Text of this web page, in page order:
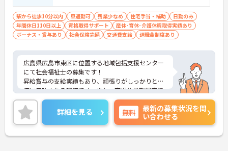
駅から徒歩10分以内 車通勤可 残業少なめ 住宅手当・補助
日勤のみ
年間休日110日以上
資格取得サポート
産休･育休･介護休暇取得実績あり
ボーナス・賞与あり
社会保険完備 交通費支給 退職金制度あり
広島県広島市東区に位置する地域包括支援センター
にて社会福祉士の募集です！
昇給賞与の支給実績もあり、頑張りがしっかりと評
価に反映される環境です。また、育児休業取得実績
もあるのため、ライフステージに変化があっても長
くお勤めいただけます。
ご興味ある方には、面接対策ポイントなど、さらに
詳細をお話しいたしますのでお気軽にご相談くださ
い！
詳細を見る 無料
最新の募集状況を問
い合わせる